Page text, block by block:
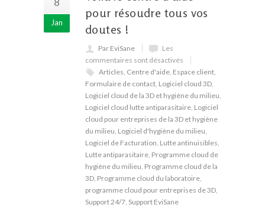
Jan
pour résoudre tous vos
doutes !
Par EviSane
Les
commentaires sont désactivés
Articles, Centre d'aide, Espace client,
Formulaire de contact, Logiciel cloud 3D,
Logiciel cloud de la 3D et hygiène du milieu,
Logiciel cloud lutte antiparasitaire, Logiciel
cloud pour entreprises de la 3D et hygiène
du milieu, Logiciel d'hygiène du milieu,
Logiciel de Facturation, Lutte antinuisibles,
Lutte antiparasitaire, Programme cloud de
hygiène du milieu, Programme cloud de la
3D, Programme cloud du laboratoire,
programme cloud pour entreprises de 3D,
Support 24/7, Support EviSane